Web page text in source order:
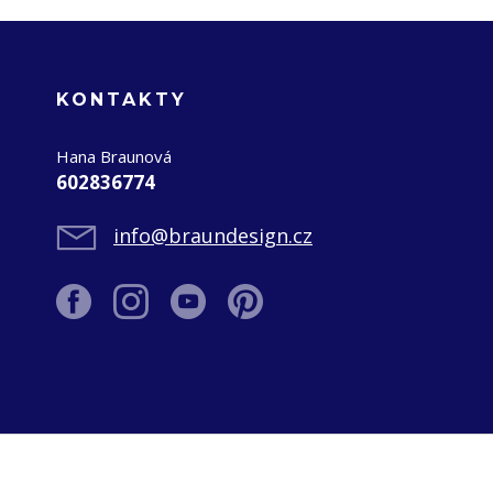
KONTAKTY
Hana Braunová
602836774
info@braundesign.cz